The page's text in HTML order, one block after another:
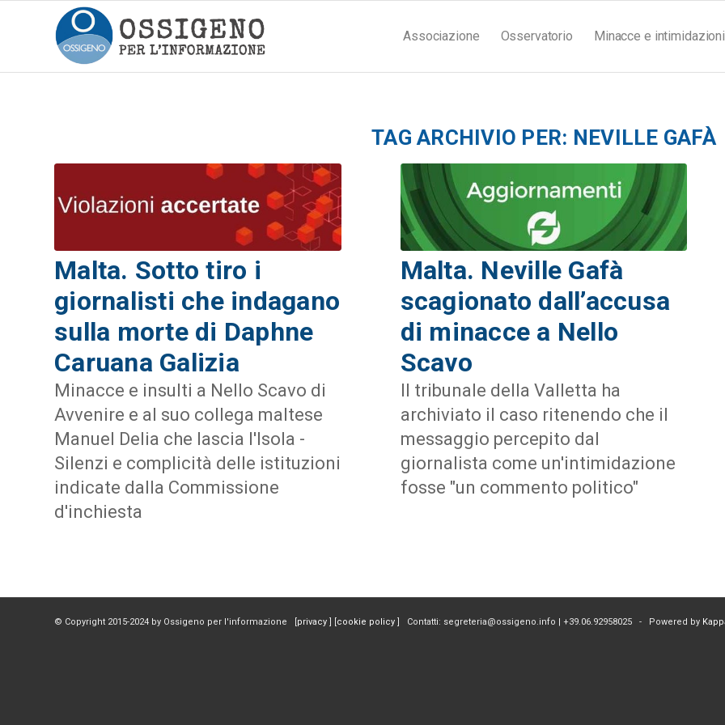
Associazione Osservatorio Minacce e intimidazioni
TAG ARCHIVIO PER: NEVILLE GAFÀ
Malta. Sotto tiro i
giornalisti che indagano
sulla morte di Daphne
Caruana Galizia
Minacce e insulti a Nello Scavo di
Avvenire e al suo collega maltese
Manuel Delia che lascia l'Isola -
Silenzi e complicità delle istituzioni
indicate dalla Commissione
d'inchiesta
Malta. Neville Gafà
scagionato dall’accusa
di minacce a Nello
Scavo
Il tribunale della Valletta ha
archiviato il caso ritenendo che il
messaggio percepito dal
giornalista come un'intimidazione
fosse "un commento politico"
© Copyright 2015-2024 by Ossigeno per l'informazione [privacy ] [cookie policy ] Contatti: segreteria@ossigeno.info | +39.06.92958025 - Powered by